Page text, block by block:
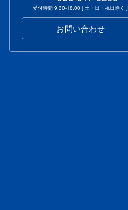
受付時間 9:30-18:00 [ 土・日・祝日除く ]
お問い合わせ